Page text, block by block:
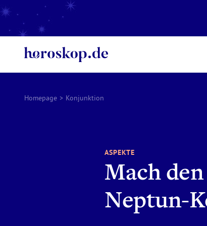
Homepage > Konjunktion
ASPEKTE
Mach
Neptun-